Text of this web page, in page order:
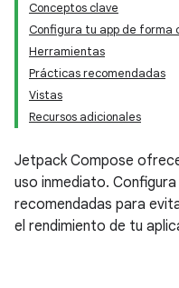
Conceptos clave
Configura tu app de forma
Herramientas
Prácticas recomendadas
Vistas
Recursos adicionales
Jetpack Compose
uso inmediato.
recomendadas para
el rendimiento de tu